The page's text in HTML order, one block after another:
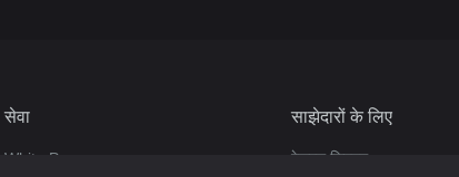
सेवा
White Pages
साझेदारों के लिए
रेफरल सिस्टम